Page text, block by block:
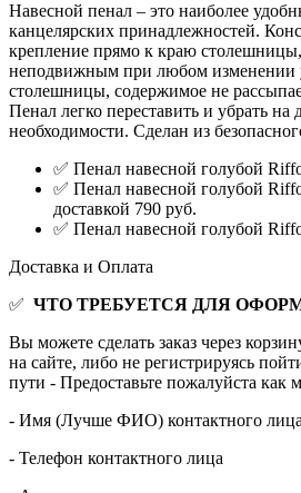
Навесной пенал – это наиболее
канцелярских принадлежностей.
крепление прямо к краю
неподвижным при любом изменении
столешницы, содержимое не
Пенал легко переставить и убрать на
необходимости. Сделан из
✅ Пенал навесной голубой
✅ Пенал навесной голубой
доставкой 790 руб.
✅ Пенал навесной голубой
Доставка и Оплата
✅ ЧТО ТРЕБУЕТСЯ ДЛЯ
Вы можете сделать заказ через
на сайте, либо не регистрируясь
пути - Предоставьте пожалуйста как
- Имя (Лучше ФИО) контактного лица
- Телефон контактного лица